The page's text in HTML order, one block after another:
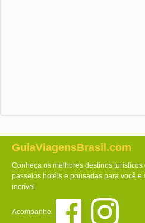
GuiaViagensBrasil.com
Conheça os melhores destinos
passeios hotéis e pousadas para você
incrível.
Acompanhe: